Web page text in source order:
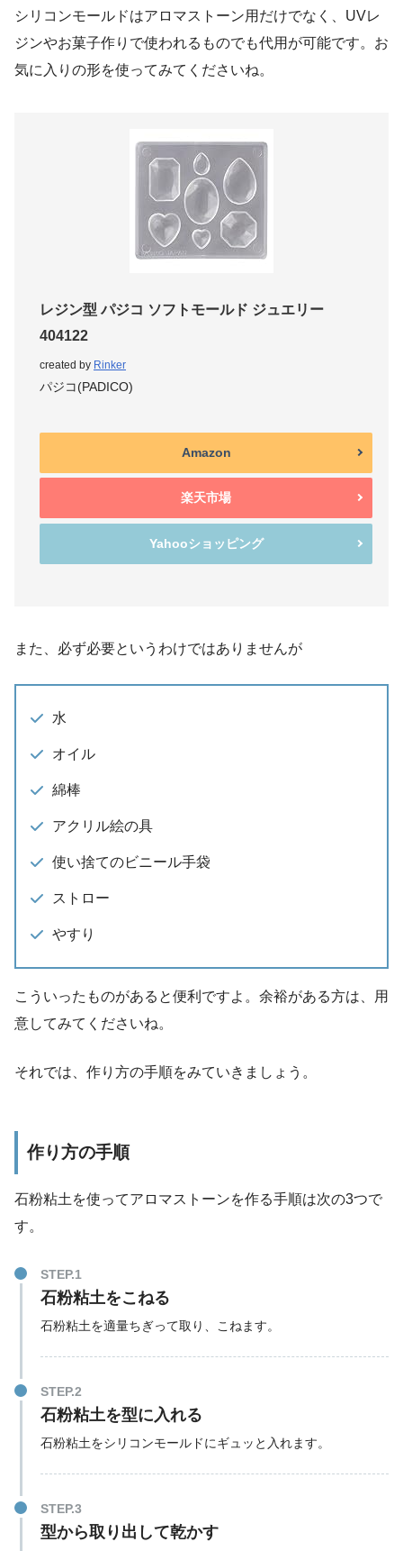
シリコンモールドはアロマストーン用だけでなく、UVレ
ジンやお菓子作りで使われるものでも代用が可能です。お
気に入りの形を使ってみてくださいね。
レジン型 パジコ ソフトモールド ジュエリー
404122
created by Rinker
パジコ(PADICO)
Amazon
楽天市場
Yahooショッピング
また、必ず必要というわけではありませんが
水
オイル
綿棒
アクリル絵の具
使い捨てのビニール手袋
ストロー
やすり
こういったものがあると便利ですよ。余裕がある方は、用
意してみてくださいね。
それでは、作り方の手順をみていきましょう。
作り方の手順
石粉粘土を使ってアロマストーンを作る手順は次の3つで
す。
STEP.1
石粉粘土をこねる
石粉粘土を適量ちぎって取り、こねます。
STEP.2
石粉粘土を型に入れる
石粉粘土をシリコンモールドにギュッと入れます。
STEP.3
型から取り出して乾かす